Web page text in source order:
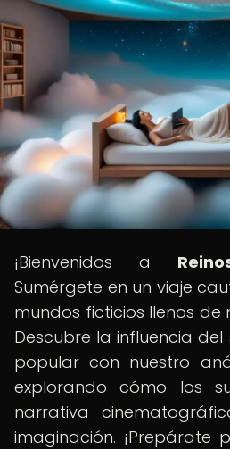
¡Bienvenidos a
Sumérgete en un viaje
mundos ficticios llenos de
Descubre la influencia
popular con nuestro
explorando cómo los
narrativa
imaginación. ¡Prepárate